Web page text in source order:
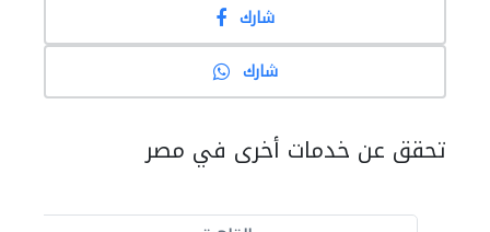
شارك
شارك
تحقق عن خدمات أخرى في مصر